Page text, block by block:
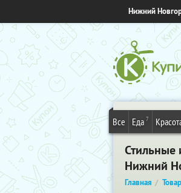
Нижний
Все Еда 7
Стильные
Нижний
Главная